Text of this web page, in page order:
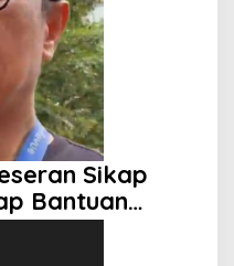
Sikap
Bantuan
Terlihat